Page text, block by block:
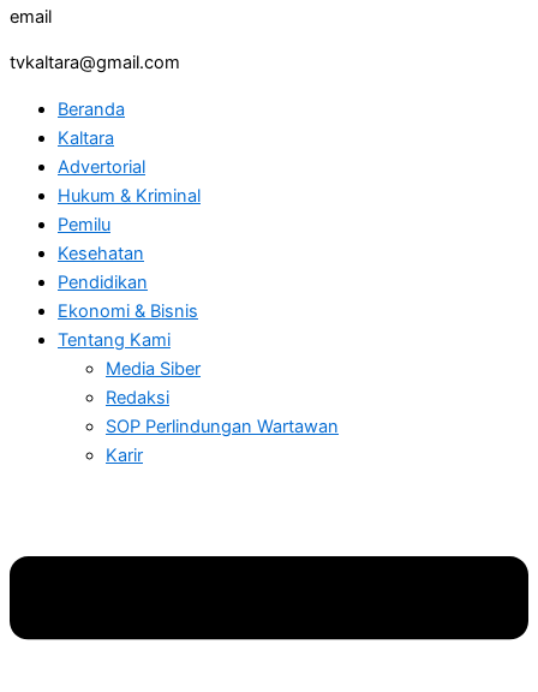
email
tvkaltara@gmail.com
Beranda
Kaltara
Advertorial
Hukum & Kriminal
Pemilu
Kesehatan
Pendidikan
Ekonomi & Bisnis
Tentang Kami
Media Siber
Redaksi
SOP Perlindungan Wartawan
Karir